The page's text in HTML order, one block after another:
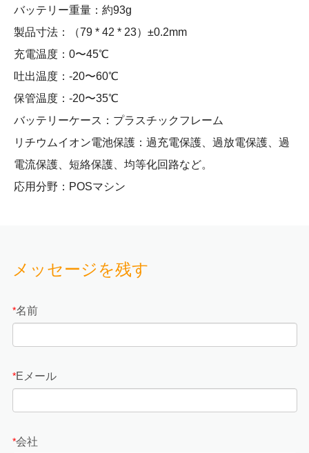
バッテリー重量：約93g
製品寸法：（79 * 42 * 23）±0.2mm
充電温度：0〜45℃
吐出温度：-20〜60℃
保管温度：-20〜35℃
バッテリーケース：プラスチックフレーム
リチウムイオン電池保護：過充電保護、過放電保護、過
電流保護、短絡保護、均等化回路など。
応用分野：POSマシン
メッセージを残す
*名前
*Eメール
*会社